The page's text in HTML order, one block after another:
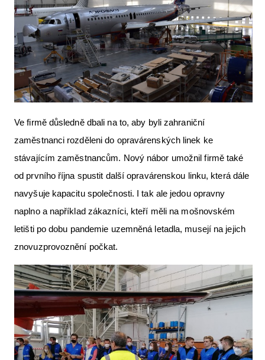
Ve firmě důsledně dbali na to, aby byli zahraniční
zaměstnanci rozděleni do opravárenských linek ke
stávajícím zaměstnancům. Nový nábor umožnil firmě také
od prvního října spustit další opravárenskou linku, která dále
navyšuje kapacitu společnosti. I tak ale jedou opravny
naplno a například zákazníci, kteří měli na mošnovském
letišti po dobu pandemie uzemněná letadla, musejí na jejich
znovuzprovoznění počkat.
VFR Communication app
The SAFE Guide app
Nabídky práce v letectví
Inzerujte s námi
E-SHOP